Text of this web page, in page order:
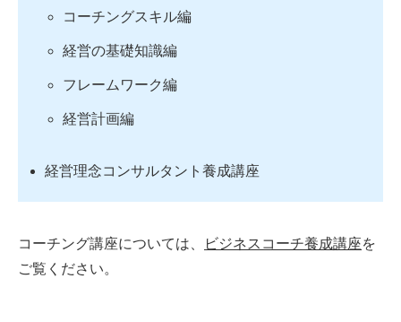
コーチングスキル編
経営の基礎知識編
フレームワーク編
経営計画編
経営理念コンサルタント養成講座
コーチング講座については、 ビジネスコーチ養成講座を
ご覧ください。